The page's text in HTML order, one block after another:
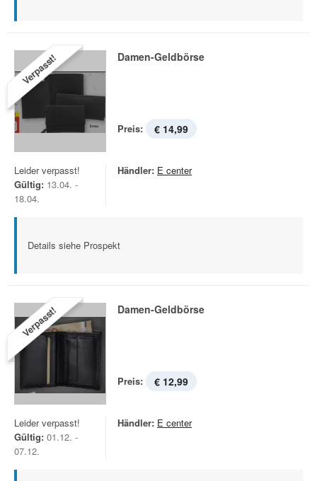
Verpasst! Damen-Geldbörse
Preis: € 14,99
Leider verpasst!
Gültig: 13.04. -
18.04.
Händler: E center
Details siehe Prospekt
Verpasst! Damen-Geldbörse
Preis: € 12,99
Leider verpasst!
Gültig: 01.12. -
07.12.
Händler: E center